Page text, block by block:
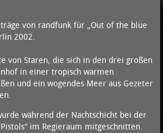
von randfunk für „Out of the blue
2002.
von Staren, die sich in den drei großen
in einer tropisch warmen
und ein wogendes Meer aus Gezeter
während der Nachtschicht bei der
im Regieraum mitgeschnitten.